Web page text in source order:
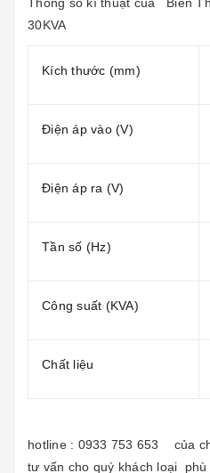
30KVA
Kích thước (mm)
Điện áp vào (V)
Điện áp ra (V)
Tần số (Hz)
Công suất (KVA)
Chất liệu
hotline : 0933 753 653
của
tư vấn cho quý khách loại phù